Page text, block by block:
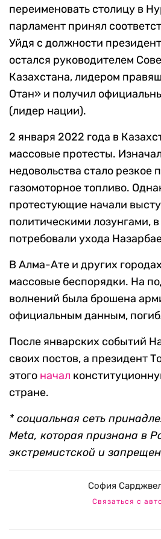
переименовать столицу в
парламент принял
Уйдя с должности
остался руководителем
Казахстана, лидером
Отан» и получил
(лидер нации).
2 января 2022 года в
массовые протесты.
недовольства стало резкое
газомоторное топливо.
протестующие начали
политическими лозунгами,
потребовали ухода
В Алма-Ате и других
массовые беспорядки. На
волнений была брошена
официальным данным,
После январских событий
своих постов, а президент
этого начал
стране.
* социальная сеть
Meta, которая признана в
экстремистской и
София
Связаться с